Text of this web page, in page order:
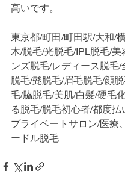
高いです。
東京都/町田/町田駅/大和/
木/脱毛/光脱毛/IPL脱毛/美
ンズ脱毛/レディース脱毛
脱毛/髭脱毛/眉毛脱毛/顔
毛/脇脱毛/美肌/白髪/硬毛
る脱毛/脱毛初心者/都度払
プライベートサロン/医療
ードル脱毛